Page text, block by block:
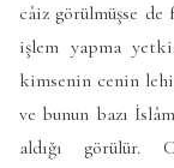
câiz görülmüşse
işlem yapma
kimsenin cenin
ve bunun bazı
aldığı görülür.